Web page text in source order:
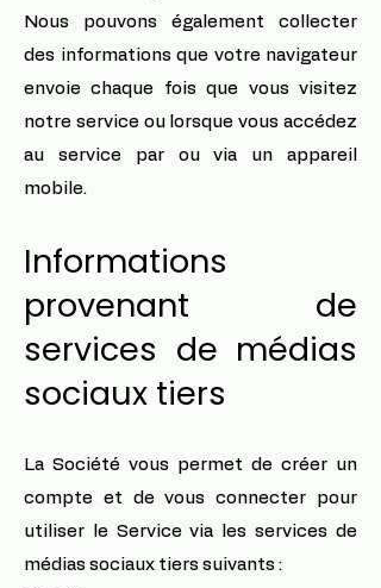
Nous pouvons également collecter
des informations que votre navigateur
envoie chaque fois que vous visitez
notre service ou lorsque vous accédez
au service par ou via un appareil
mobile.
Informations
provenant de
services de médias
sociaux tiers
La Société vous permet de créer un
compte et de vous connecter pour
utiliser le Service via les services de
médias sociaux tiers suivants :